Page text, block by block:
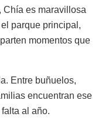
Chía es maravillosa
parque principal,
momentos que
Entre buñuelos,
encuentran ese
al año.